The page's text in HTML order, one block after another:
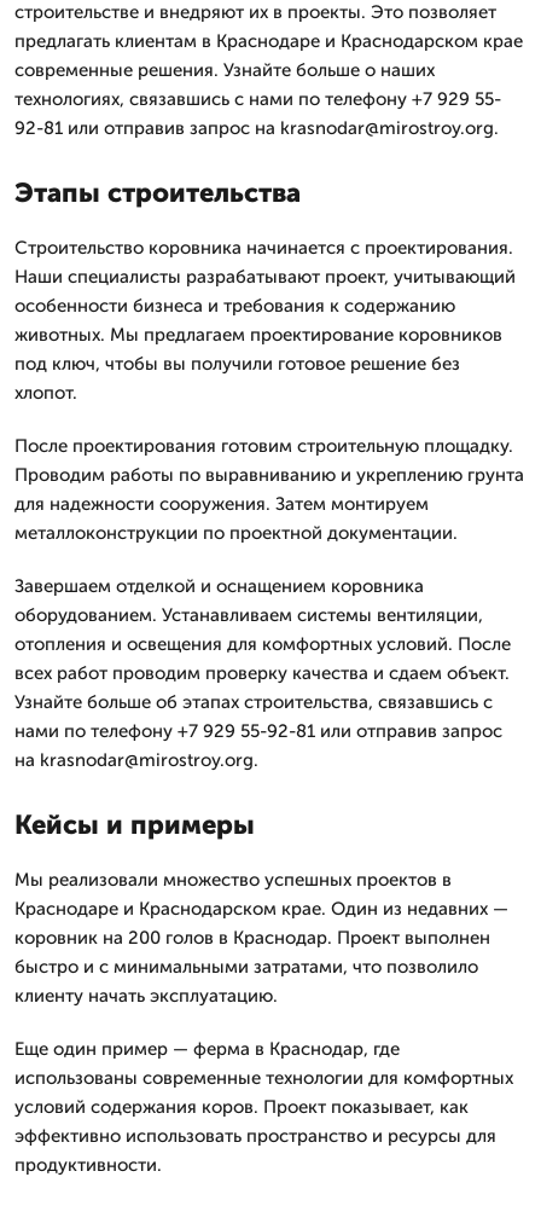
строительстве и внедряют их в проекты. Это позволяет
предлагать клиентам в Краснодаре и Краснодарском крае
современные решения. Узнайте больше о наших
технологиях, связавшись с нами по телефону +7 929 55-
92-81 или отправив запрос на krasnodar@mirostroy.org.
Этапы строительства
Строительство коровника начинается с проектирования.
Наши специалисты разрабатывают проект, учитывающий
особенности бизнеса и требования к содержанию
животных. Мы предлагаем проектирование коровников
под ключ, чтобы вы получили готовое решение без
хлопот.
После проектирования готовим строительную площадку.
Проводим работы по выравниванию и укреплению грунта
для надежности сооружения. Затем монтируем
металлоконструкции по проектной документации.
Завершаем отделкой и оснащением коровника
оборудованием. Устанавливаем системы вентиляции,
отопления и освещения для комфортных условий. После
всех работ проводим проверку качества и сдаем объект.
Узнайте больше об этапах строительства, связавшись с
нами по телефону +7 929 55-92-81 или отправив запрос
на krasnodar@mirostroy.org.
Кейсы и примеры
Мы реализовали множество успешных проектов в
Краснодаре и Краснодарском крае. Один из недавних —
коровник на 200 голов в Краснодар. Проект выполнен
быстро и с минимальными затратами, что позволило
клиенту начать эксплуатацию.
Еще один пример — ферма в Краснодар, где
использованы современные технологии для комфортных
условий содержания коров. Проект показывает, как
эффективно использовать пространство и ресурсы для
продуктивности.